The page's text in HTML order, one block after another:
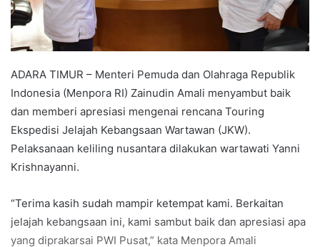
ADARA TIMUR – Menteri Pemuda dan Olahraga Republik
Indonesia (Menpora RI) Zainudin Amali menyambut baik
dan memberi apresiasi mengenai rencana Touring
Ekspedisi Jelajah Kebangsaan Wartawan (JKW).
Pelaksanaan keliling nusantara dilakukan wartawati Yanni
Krishnayanni.
“Terima kasih sudah mampir ketempat kami. Berkaitan
jelajah kebangsaan ini, kami sambut baik dan apresiasi apa
yang diprakarsai PWI Pusat,” kata Menpora Amali